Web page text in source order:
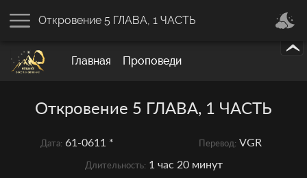
Главная Проповеди
Откровение 5 ГЛАВА, 1 ЧАСТЬ
Откровение 5 ГЛАВА, 1 ЧАСТЬ
Дата: 61-0611 * Перевод: VGR
Длительность: 1 час 20 минут